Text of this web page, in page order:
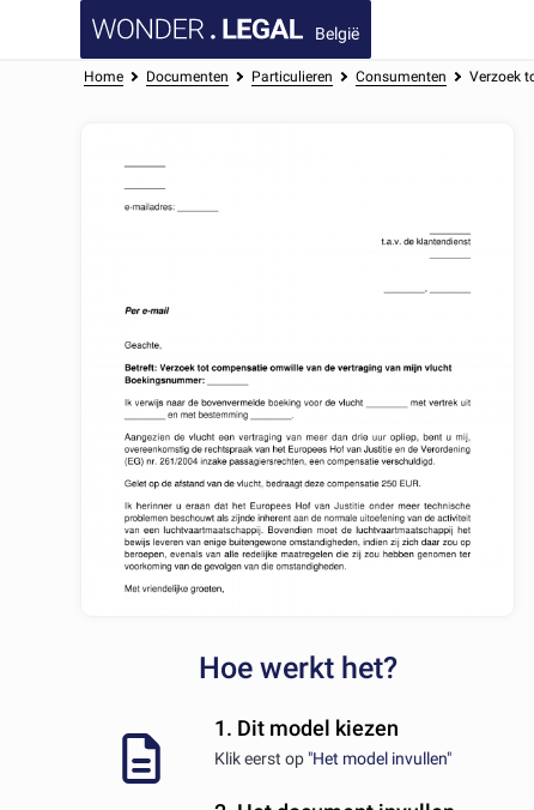
België
Home Documenten Particulieren Consumenten Verzoek
Hoe werkt het?
1. Dit model kiezen
Klik eerst op "Het model invullen"